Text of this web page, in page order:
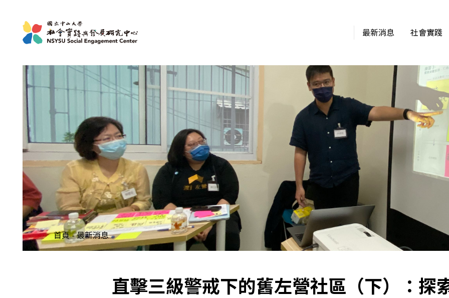
最新消息 社會實踐
首頁 - 最新消息
直擊三級警戒下的舊左營社區（下）：探